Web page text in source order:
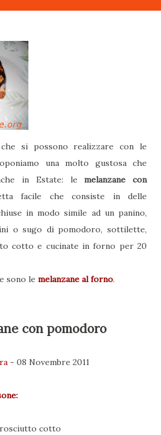
si possono realizzare con le
una molto gustosa che
in Estate: lemelanzane con
facile che consiste in delle
in modo simile ad un panino,
o sugo di pomodoro, sottilette,
cotto e cucinate in forno per 20
sono le melanzane al forno.
con pomodoro
- 08 Novembre 2011
:
cotto